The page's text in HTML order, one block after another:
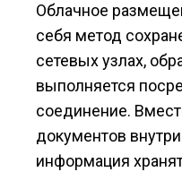
Облачное
себя метод
сетевых узлах,
выполняется
соединение.
документов
информация